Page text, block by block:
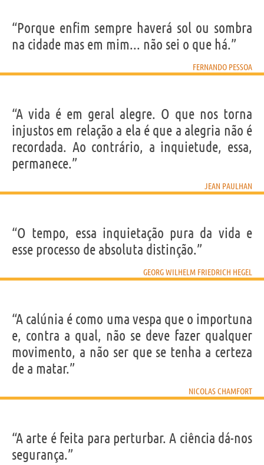
“Porque enfim sempre haverá sol ou sombra
na cidade mas em mim... não sei o que há.”
FERNANDO PESSOA
“A vida é em geral alegre. O que nos torna
injustos em relação a ela é que a alegria não é
recordada. Ao contrário, a inquietude, essa,
permanece.”
JEAN PAULHAN
“O tempo, essa inquietação pura da vida e
esse processo de absoluta distinção.”
GEORG WILHELM FRIEDRICH HEGEL
“A calúnia é como uma vespa que o importuna
e, contra a qual, não se deve fazer qualquer
movimento, a não ser que se tenha a certeza
de a matar.”
NICOLAS CHAMFORT
“A arte é feita para perturbar. A ciência dá-nos
segurança.”